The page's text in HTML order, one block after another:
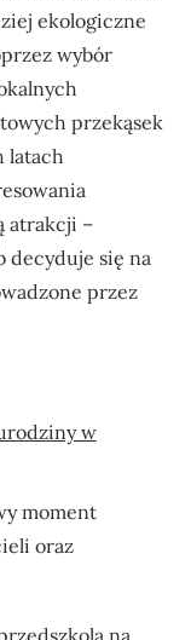
ekologiczne
wybór
przekąsek
latach
atrakcji –
decyduje się na
przez
w
moment
oraz
na